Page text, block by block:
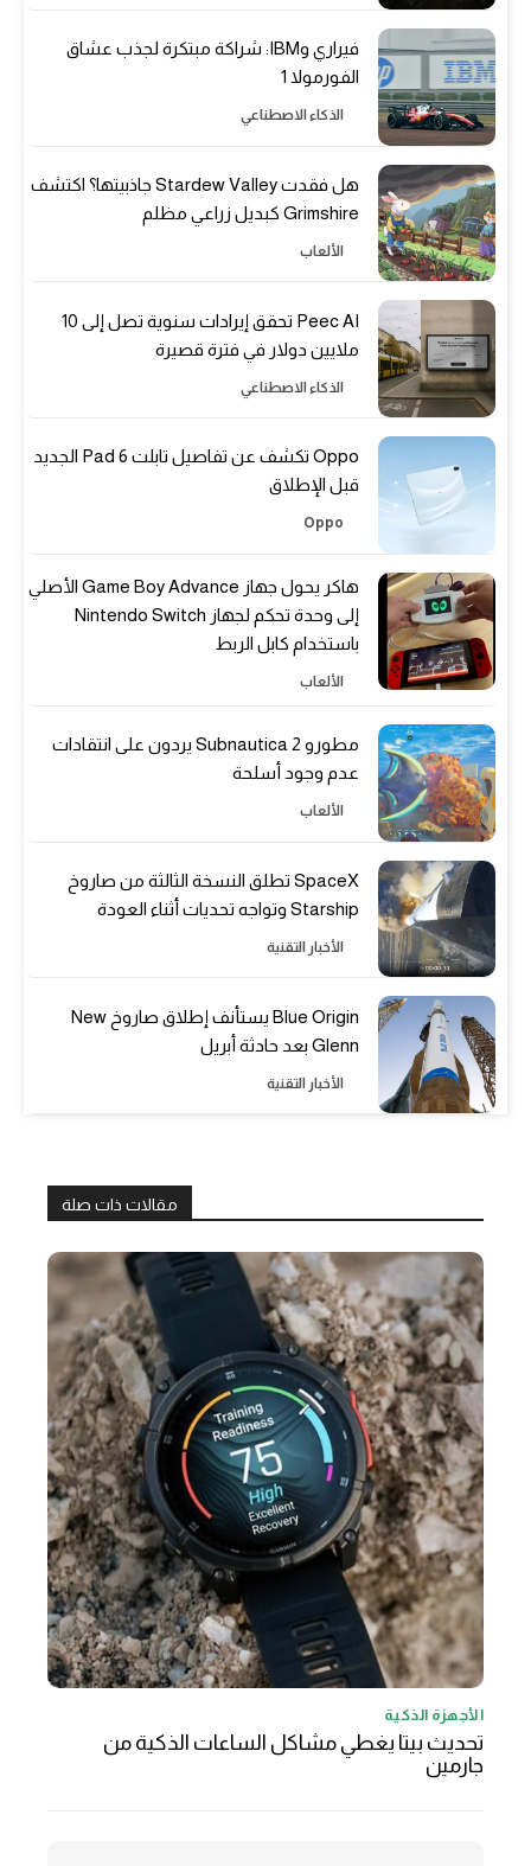
فيراري وIBM: شراكة مبتكرة لجذب عشاق
الفورمولا 1
الذكاء الاصطناعي
هل فقدت Stardew Valley جاذبيتها؟ اكتشف
Grimshire كبديل زراعي مظلم
الألعاب
Peec AI تحقق إيرادات سنوية تصل إلى 10
ملايين دولار في فترة قصيرة
الذكاء الاصطناعي
Oppo تكشف عن تفاصيل تابلت Pad 6 الجديد
قبل الإطلاق
Oppo
هاكر يحول جهاز Game Boy Advance الأصلي
إلى وحدة تحكم لجهاز Nintendo Switch
باستخدام كابل الربط
الألعاب
مطورو Subnautica 2 يردون على انتقادات
عدم وجود أسلحة
الألعاب
SpaceX تطلق النسخة الثالثة من صاروخ
Starship وتواجه تحديات أثناء العودة
الأخبار التقنية
Blue Origin يستأنف إطلاق صاروخ New
Glenn بعد حادثة أبريل
الأخبار التقنية
مقالات ذات صلة
الأجهزة الذكية
تحديث بيتا يغطي مشاكل الساعات الذكية من
جارمين